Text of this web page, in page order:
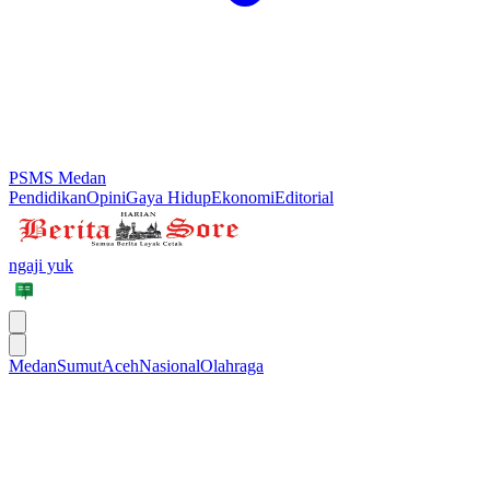
PSMS Medan
PendidikanOpiniGaya HidupEkonomiEditorial
ngaji yuk
MedanSumutAcehNasionalOlahraga